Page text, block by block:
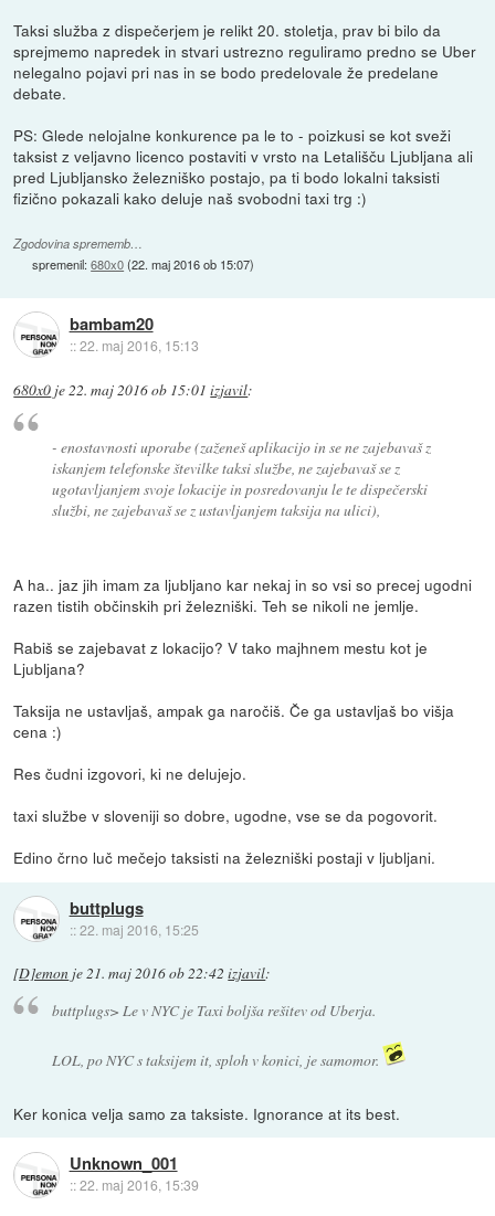
Taksi služba z dispečerjem je relikt 20. stoletja, prav bi bilo da
sprejmemo napredek in stvari ustrezno reguliramo predno se Uber
nelegalno pojavi pri nas in se bodo predelovale že predelane
debate.
PS: Glede nelojalne konkurence pa le to - poizkusi se kot sveži
taksist z veljavno licenco postaviti v vrsto na Letališču Ljubljana ali
pred Ljubljansko železniško postajo, pa ti bodo lokalni taksisti
fizično pokazali kako deluje naš svobodni taxi trg :)
Zgodovina sprememb…
spremenil:680x0(22. maj 2016 ob 15:07)
bambam20
::22. maj 2016, 15:13
680x0 je22. maj 2016 ob 15:01 izjavil:
- enostavnosti uporabe (zaženeš aplikacijo in se ne zajebavaš z
iskanjem telefonske številke taksi službe, ne zajebavaš se z
ugotavljanjem svoje lokacije in posredovanju le te dispečerski
službi, ne zajebavaš se z ustavljanjem taksija na ulici),
A ha.. jaz jih imam za ljubljano kar nekaj in so vsi so precej ugodni
razen tistih občinskih pri železniški. Teh se nikoli ne jemlje.
Rabiš se zajebavat z lokacijo? V tako majhnem mestu kot je
Ljubljana?
Taksija ne ustavljaš, ampak ga naročiš. Če ga ustavljaš bo višja
cena :)
Res čudni izgovori, ki ne delujejo.
taxi službe v sloveniji so dobre, ugodne, vse se da pogovorit.
Edino črno luč mečejo taksisti na železniški postaji v ljubljani.
buttplugs
::22. maj 2016, 15:25
[D]emon je21. maj 2016 ob 22:42 izjavil:
buttplugs> Le v NYC je Taxi boljša rešitev od Uberja.
LOL, po NYC s taksijem it, sploh v konici, je samomor.
Ker konica velja samo za taksiste. Ignorance at its best.
Unknown_001
::22. maj 2016, 15:39